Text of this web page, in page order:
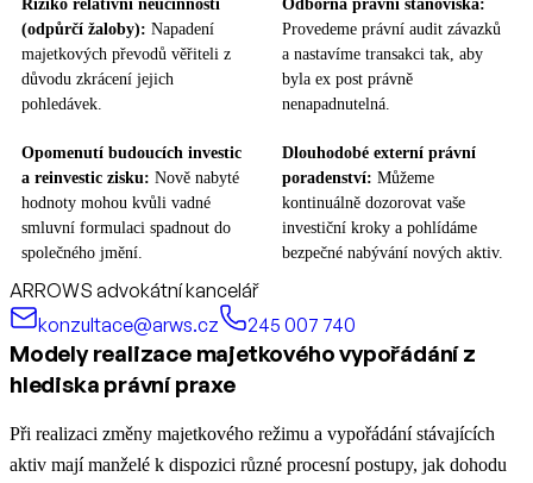
Riziko relativní neúčinnosti
(odpůrčí žaloby): Napadení
majetkových převodů věřiteli z
důvodu zkrácení jejich
pohledávek.
Odborná právní stanoviska:
Provedeme právní audit závazků
a nastavíme transakci tak, aby
byla ex post právně
nenapadnutelná.
Opomenutí budoucích investic
a reinvestic zisku: Nově nabyté
hodnoty mohou kvůli vadné
smluvní formulaci spadnout do
společného jmění.
Dlouhodobé externí právní
poradenství: Můžeme
kontinuálně dozorovat vaše
investiční kroky a pohlídáme
bezpečné nabývání nových aktiv.
ARROWS advokátní kancelář
konzultace@arws.cz
245 007 740
Modely realizace majetkového vypořádání z
hlediska právní praxe
Při realizaci změny majetkového režimu a vypořádání stávajících
aktiv mají manželé k dispozici různé procesní postupy, jak dohodu